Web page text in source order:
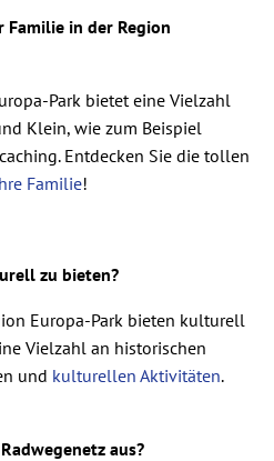
Familie in der Region
Park bietet eine Vielzahl
Klein, wie zum Beispiel
Entdecken Sie die tollen
Familie!
zu bieten?
Europa-Park bieten kulturell
Vielzahl an historischen
und kulturellen Aktivitäten.
aus?